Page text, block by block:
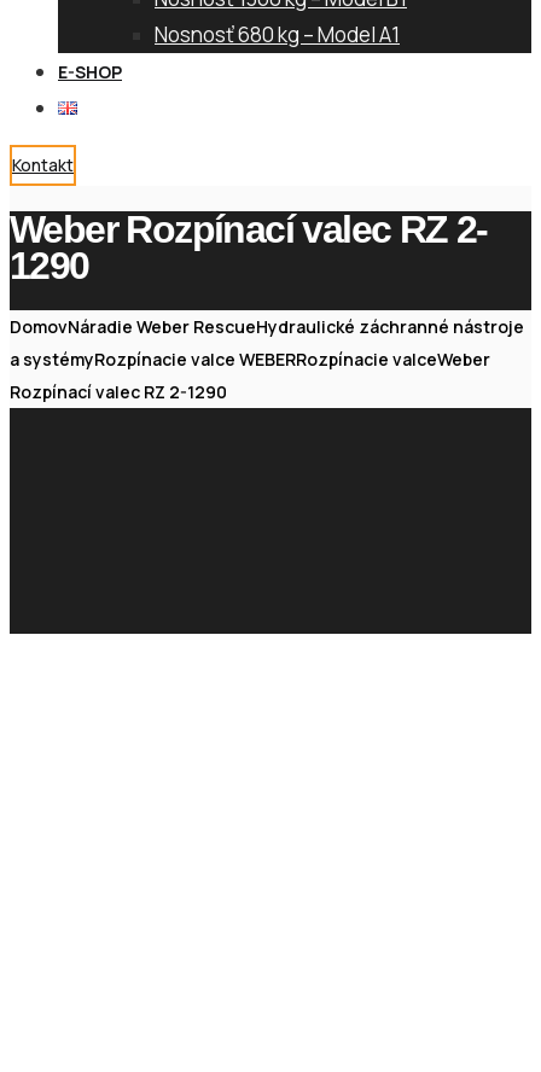
Nosnosť 680 kg – Model A1
E-SHOP
Kontakt
Weber Rozpínací valec RZ 2-
1290
DomovNáradie Weber RescueHydraulické záchranné nástroje
a systémyRozpínacie valce WEBERRozpínacie valceWeber
Rozpínací valec RZ 2-1290